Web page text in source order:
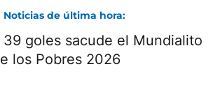
Noticias de última hora:
goles sacude el Mundialito
los Pobres 2026